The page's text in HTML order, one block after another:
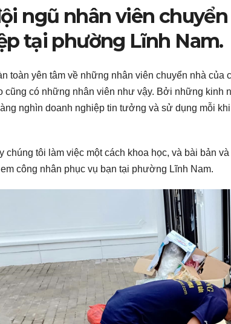
ngũ nhân viên
tại phường Lĩnh Nam.
toàn yên tâm về những nhân viên chuyển nhà
cũng có những nhân viên như vậy. Bởi những kinh
nghìn doanh nghiệp tin tưởng và sử dụng mỗi
chúng tôi làm việc một cách khoa học, và bài bản
công nhân phục vụ bạn tại phường Lĩnh Nam.